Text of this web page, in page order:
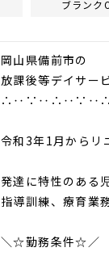
ブランク
岡山県備前市の
放課後等デイサ
令和3年1月からリ
発達に特性のある
指導訓練、療育業
＼☆勤務条件☆／